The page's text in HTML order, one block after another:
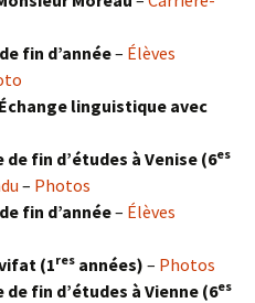
fin d’année– Élèves
Échange linguistique avec
de fin d’études à Venise (6es
– Photos
fin d’année– Élèves
(1res années) – Photos
de fin d’études à Vienne (6es